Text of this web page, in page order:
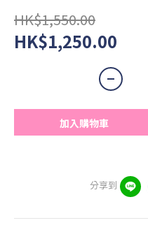
HK$1,550.00
HK$1,250.00
加入購物車
分享到